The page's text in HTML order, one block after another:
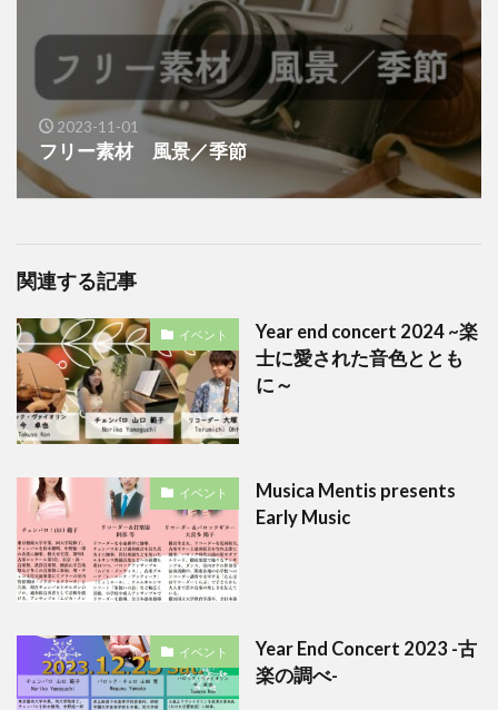
2023-11-01
フリー素材 風景／季節
関連する記事
イベント
Year end concert 2024 ~楽
士に愛された音色ととも
に～
イベント
Musica Mentis presents
Early Music
イベント
Year End Concert 2023 -古
楽の調べ-